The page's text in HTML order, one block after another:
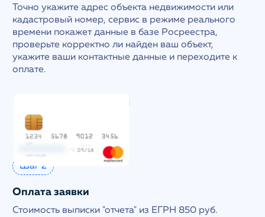
Точно укажите адрес объекта недвижимости или
кадастровый номер, сервис в режиме реального
времени покажет данные в базе Росреестра,
проверьте корректно ли найден ваш объект,
укажите ваши контактные данные и переходите к
оплате.
Шаг 2
Оплата заявки
Стоимость выписки "отчета" из ЕГРН 850 руб.